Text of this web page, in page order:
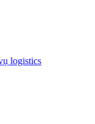
logistics